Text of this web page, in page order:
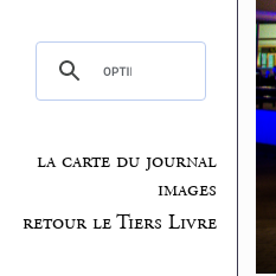
la carte du journal
images
retour le Tiers Livre